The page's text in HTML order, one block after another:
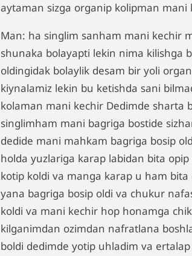
aytaman sizga organip kolipman mani
Man: ha singlim sanham mani kechir
shunaka bolayapti lekin nima kilishga
oldingidak bolaylik desam bir yoli
kiynalamiz lekin bu ketishda sani
kolaman mani kechir Dedimde sharta
singlimham mani bagriga bostide
dedide mani mahkam bagriga bosip
holda yuzlariga karap labidan bita
kotip koldi va manga karap u ham bita
yana bagriga bosip oldi va chukur
koldi va mani kechir hop honamga
kilganimdan ozimdan nafratlana
boldi dedimde yotip uhladim va